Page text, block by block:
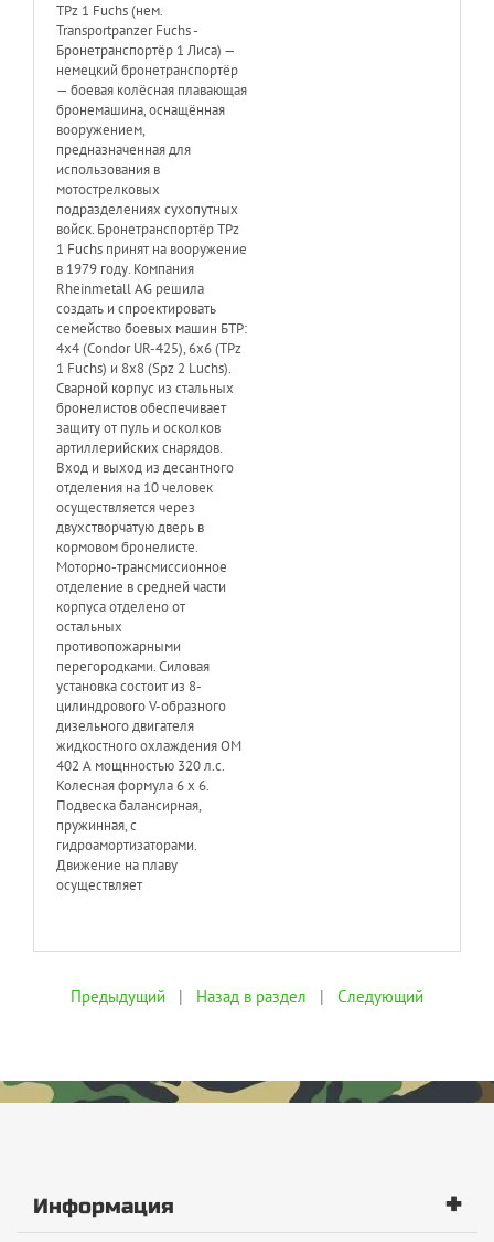
TPz 1 Fuchs (нем.
Transportpanzer Fuchs -
Бронетранспортёр 1 Лиса) —
немецкий бронетранспортёр
— боевая колёсная плавающая
бронемашина, оснащённая
вооружением,
предназначенная для
использования в
мотострелковых
подразделениях сухопутных
войск. Бронетранспортёр TPz
1 Fuchs принят на вооружение
в 1979 году. Компания
Rheinmetall AG решила
создать и спроектировать
семейство боевых машин БТР:
4х4 (Condor UR-425), 6х6 (TPz
1 Fuchs) и 8х8 (Spz 2 Luchs).
Сварной корпус из стальных
бронелистов обеспечивает
защиту от пуль и осколков
артиллерийских снарядов.
Вход и выход из десантного
отделения на 10 человек
осуществляется через
двухстворчатую дверь в
кормовом бронелисте.
Моторно-трансмиссионное
отделение в средней части
корпуса отделено от
остальных
противопожарными
перегородками. Силовая
установка состоит из 8-
цилиндрового V-образного
дизельного двигателя
жидкостного охлаждения ОМ
402 А мощнностью 320 л.с.
Колесная формула 6 х 6.
Подвеска балансирная,
пружинная, с
гидроамортизаторами.
Движение на плаву
осуществляет
Предыдущий | Назад в раздел | Следующий
Информация
+